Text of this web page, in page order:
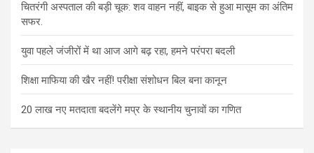
चितरंगी अस्पताल की बड़ी चूक: शव वाहन नहीं, बाइक से हुआ मासूम का अंतिम
सफर.
युवा पहले जंजीरों में था आज आगे बढ़ रहा, हमने परंपरा बदली
शिक्षा माफिया की खैर नहीं! परीक्षा संशोधन बिल बना कानून
20 लाख नए मतदाता बदलेंगे मप्र के स्थानीय चुनावों का गणित